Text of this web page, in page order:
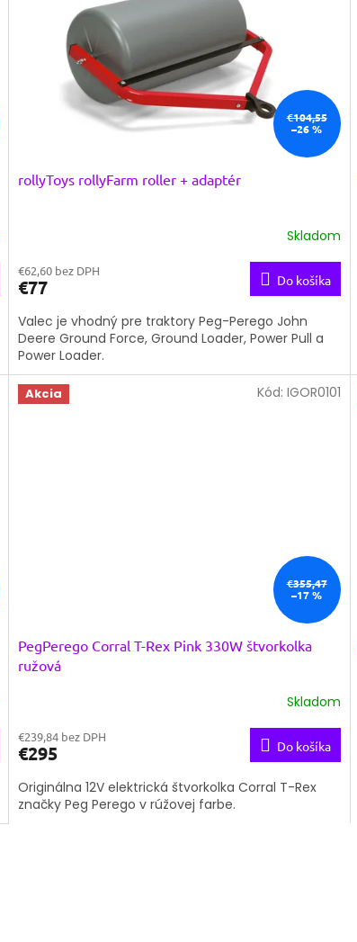
€104,55
–26 %
rollyToys rollyFarm roller + adaptér
Skladom
€62,60 bez DPH
€77 Do košíka
Valec je vhodný pre traktory Peg-Perego John
Deere Ground Force, Ground Loader, Power Pull a
Power Loader.
Akcia
€355,47
–17 %
PegPerego Corral T-Rex Pink 330W štvorkolka
ružová
Skladom
€239,84 bez DPH
€295 Do košíka
Originálna 12V elektrická štvorkolka Corral T-Rex
značky Peg Perego v rúžovej farbe.
Kód: IGOR0101